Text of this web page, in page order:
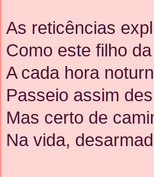
As reticências
Como este filho
A cada hora
Passeio assim
Mas certo de
Na vida,